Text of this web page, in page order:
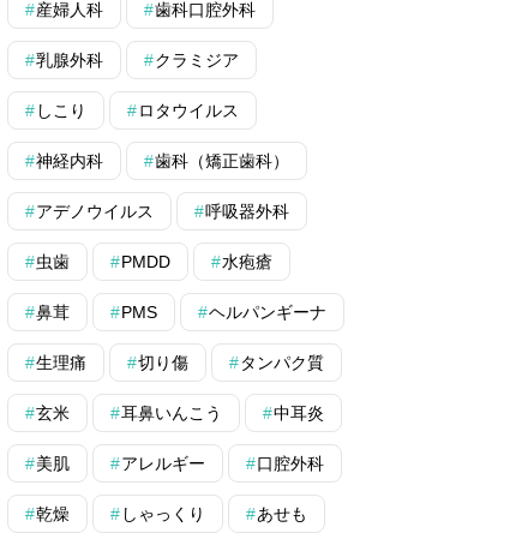
産婦人科 歯科口腔外科
乳腺外科 クラミジア
しこり ロタウイルス
神経内科 歯科（矯正歯科）
アデノウイルス 呼吸器外科
虫歯 PMDD 水疱瘡
鼻茸 PMS ヘルパンギーナ
生理痛 切り傷 タンパク質
玄米 耳鼻いんこう 中耳炎
美肌 アレルギー 口腔外科
乾燥 しゃっくり あせも